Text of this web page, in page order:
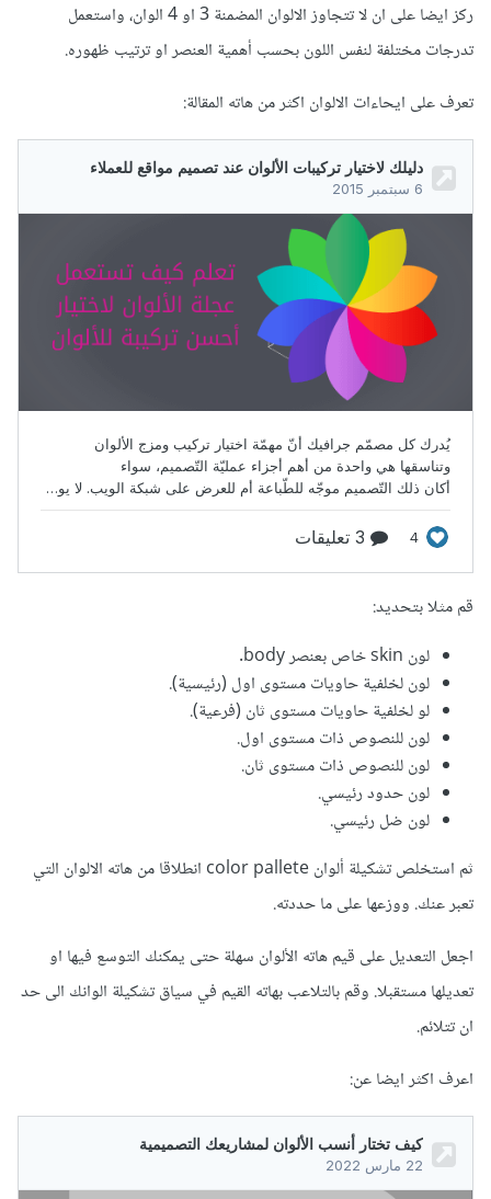
ركز ايضا على ان لا تتجاوز الالوان المضمنة 3 او 4 الوان، واستعمل
تدرجات مختلفة لنفس اللون بحسب أهمية العنصر او ترتيب ظهوره.
تعرف على ايحاءات الالوان اكثر من هاته المقالة:
قم مثلا بتحديد:
لون skin خاص بعنصر body.
لون لخلفية حاويات مستوى اول (رئيسية).
لو لخلفية حاويات مستوى ثان (فرعية).
لون للنصوص ذات مستوى اول.
لون للنصوص ذات مستوى ثان.
لون حدود رئيسي.
لون ضل رئيسي.
ثم استخلص تشكيلة ألوان color pallete انطلاقا من هاته الالوان التي
تعبر عنك. ووزعها على ما حددته.
اجعل التعديل على قيم هاته الألوان سهلة حتى يمكنك التوسع فيها او
تعديلها مستقبلا. وقم بالتلاعب بهاته القيم في سياق تشكيلة الوانك الى حد
ان تتلائم.
اعرف اكثر ايضا عن: